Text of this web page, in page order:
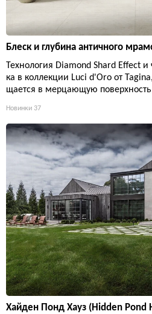
Блеск и глубина античного
Технология Diamond Shard Effect
ка в коллекции Luci d'Oro от
щается в мерцающую
Новинки 37
Хайден Понд Хауз (Hidden Pond